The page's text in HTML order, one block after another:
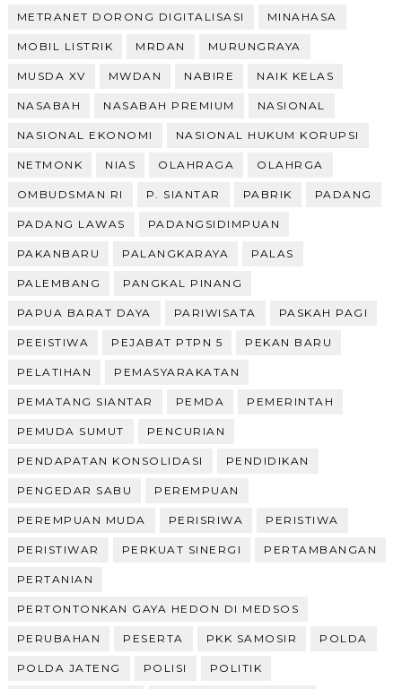
METRANET DORONG DIGITALISASI MINAHASA
MOBIL LISTRIK MRDAN MURUNGRAYA
MUSDA XV MWDAN NABIRE NAIK KELAS
NASABAH NASABAH PREMIUM NASIONAL
NASIONAL EKONOMI NASIONAL HUKUM KORUPSI
NETMONK NIAS OLAHRAGA OLAHRGA
OMBUDSMAN RI P. SIANTAR PABRIK PADANG
PADANG LAWAS PADANGSIDIMPUAN
PAKANBARU PALANGKARAYA PALAS
PALEMBANG PANGKAL PINANG
PAPUA BARAT DAYA PARIWISATA PASKAH PAGI
PEEISTIWA PEJABAT PTPN 5 PEKAN BARU
PELATIHAN PEMASYARAKATAN
PEMATANG SIANTAR PEMDA PEMERINTAH
PEMUDA SUMUT PENCURIAN
PENDAPATAN KONSOLIDASI PENDIDIKAN
PENGEDAR SABU PEREMPUAN
PEREMPUAN MUDA PERISRIWA PERISTIWA
PERISTIWAR PERKUAT SINERGI PERTAMBANGAN
PERTANIAN
PERTONTONKAN GAYA HEDON DI MEDSOS
PERUBAHAN PESERTA PKK SAMOSIR POLDA
POLDA JATENG POLISI POLITIK